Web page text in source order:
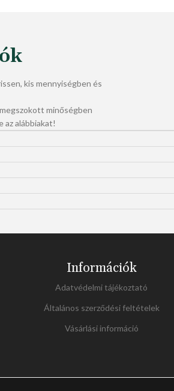
kis mennyiségben és
minőségben
az alábbiakat!
Információk
Adatvédelmi tájékoztató
Általános szerződési feltételek
Vásárlási információ